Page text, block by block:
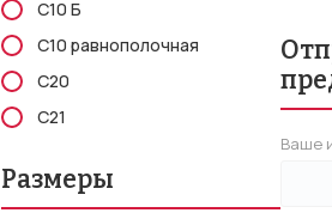
С10 Б
С10 равнополочная
С20
С21
Размеры
Ваше